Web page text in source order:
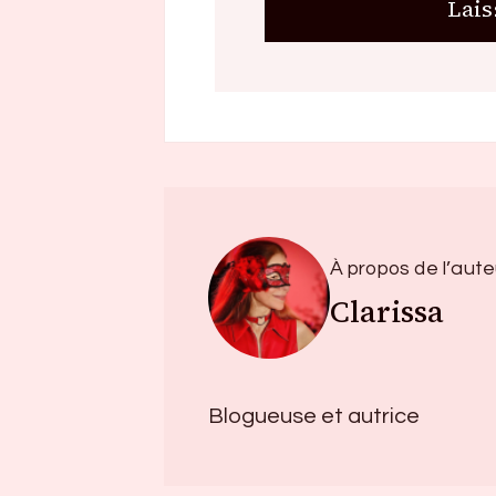
À propos de
Clarissa
Blogueuse et autrice